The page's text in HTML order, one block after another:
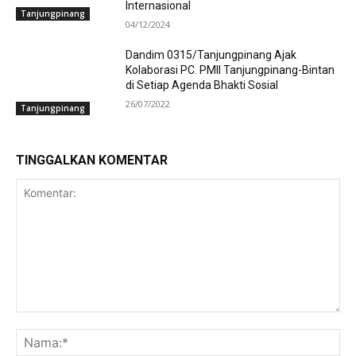
Tanjungpinang
Internasional
04/12/2024
Tanjungpinang
Dandim 0315/Tanjungpinang Ajak
Kolaborasi PC. PMII Tanjungpinang-Bintan
di Setiap Agenda Bhakti Sosial
26/07/2022
TINGGALKAN KOMENTAR